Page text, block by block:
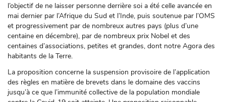
l’objectif de ne laisser personne derrière soi a été celle avancée en
mai dernier par l’Afrique du Sud et l’Inde, puis soutenue par l’OMS
et progressivement par de nombreux autres pays (plus d’une
centaine en décembre), par de nombreux prix Nobel et des
centaines d’associations, petites et grandes, dont notre Agora des
habitants de la Terre.
La proposition concerne la suspension provisoire de l’application
des règles en matière de brevets dans le domaine des vaccins
jusqu’à ce que l’immunité collective de la population mondiale